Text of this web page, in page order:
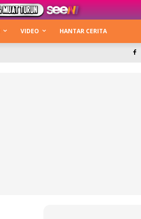
VIDEO HANTAR CERITA